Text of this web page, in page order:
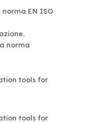
norma EN ISO
norma
tools for
tools for